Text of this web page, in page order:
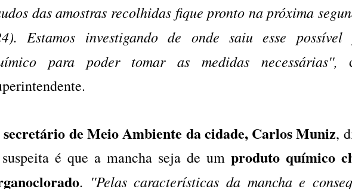
das amostras recolhidas fique pronto na próxima
Estamos investigando de onde saiu esse possível
para poder tomar as medidas necessárias'',
secretário de Meio Ambiente da cidade, Carlos Muniz,
é que a mancha seja de um produto químico
. ''Pelas características da mancha e